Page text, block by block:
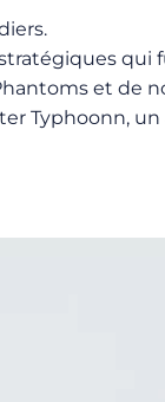
et de
Typhoonn,